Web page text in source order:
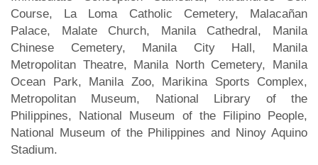
Course, La Loma Catholic Cemetery, Malacañan
Palace, Malate Church, Manila Cathedral, Manila
Chinese Cemetery, Manila City Hall, Manila
Metropolitan Theatre, Manila North Cemetery, Manila
Ocean Park, Manila Zoo, Marikina Sports Complex,
Metropolitan Museum, National Library of the
Philippines, National Museum of the Filipino People,
National Museum of the Philippines and Ninoy Aquino
Stadium.